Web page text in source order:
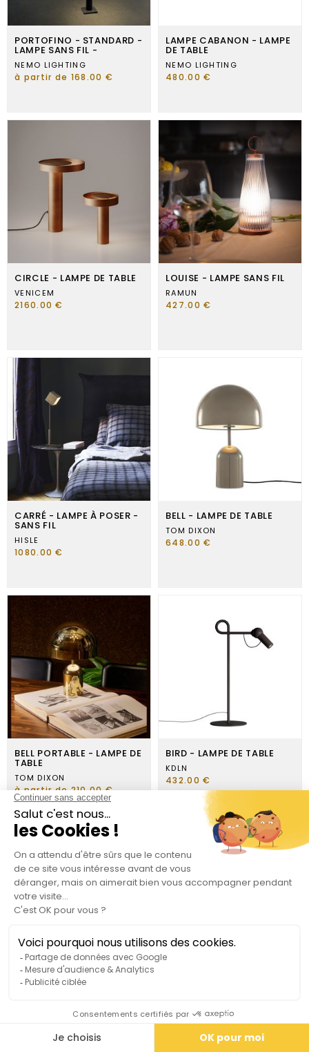
PORTOFINO - STANDARD -
LAMPE SANS FIL -
NEMO LIGHTING
à partir de 168.00 €
LAMPE CABANON - LAMPE
DE TABLE
NEMO LIGHTING
480.00 €
CIRCLE - LAMPE DE TABLE
VENICEM
2160.00 €
LOUISE - LAMPE SANS FIL
RAMUN
427.00 €
CARRÉ - LAMPE À POSER -
SANS FIL
HISLE
1080.00 €
BELL - LAMPE DE TABLE
TOM DIXON
648.00 €
BELL PORTABLE - LAMPE DE
TABLE
TOM DIXON
à partir de 210.00 €
BIRD - LAMPE DE TABLE
KDLN
432.00 €
INTÉGRER
HISLE
444.00 €